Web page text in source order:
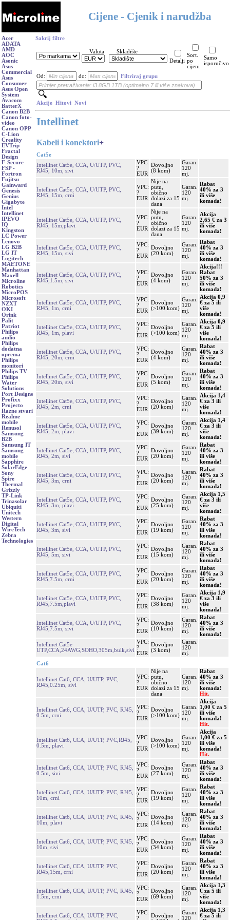
Cijene - Cjenik i narudžba
Acer
ADATA
AMD
AOC
Asonic
Asus
Commercial
Asus
Consumer
Asus Open
System
Avacom
BatterX
Canon B2B
Canon foto-
video
Canon OPP
C-Lion
Creality
EVTrip
Fractal
Design
F-Secure
FSP -
Fortron
Fujitsu
Gainward
Genesis
Genius
Gigabyte
Intel
Intellinet
IPEVO
IQ
Kingston
LC Power
Lenovo
LG B2B
LG IT
Logitech
MAETONE
Manhattan
Maxell
Microline
Robotics
MicroPOS
Microsoft
NZXT
OKI
Orink
Palit
Patriot
Philips
audio
Philips
dodatna
oprema
Philips
monitori
Philips TV
Philips
Water
Solutions
Port Designs
Profixx
Projecto
Razne stvari
Realme
mobile
Renusol
Samsung
B2B
Samsung IT
Samsung
mobile
Sapphire
SolarEdge
Sony
Spire
Thermal
Grizzly
TP-Link
Trinasolar
Ubiquiti
Unitech
Western
Digital
WireTech
Zebra
Technologies
Sakrij filtre
Valuta
Skladište
Detalji
Sort.
po
cijeni
Samo
isporučivo
Od: do: Filtriraj grupu
Akcije Hitovi Novi
Intellinet
Kabeli i konektori+
Cat5e
Intellinet Cat5e, CCA, U/UTP, PVC,
RJ45, 10m, sivi
VPC:
?
EUR
Dovoljno
(8 kom)
Garan.
120
mj.
Intellinet Cat5e, CCA, U/UTP, PVC,
RJ45, 15m, crni
VPC:
?
EUR
Nije na
putu,
obično
dolazi za 15
dana
Garan.
120
mj.
Rabat
40% za 3
ili više
komada!
Intellinet Cat5e, CCA, U/UTP, PVC,
RJ45, 15m,plavi
VPC:
?
EUR
Nije na
putu,
obično
dolazi za 15
dana
Garan.
120
mj.
Akcija
2,65 € za 3
ili više
komada!
Intellinet Cat5e, CCA, U/UTP, PVC,
RJ45, 15m, sivi
VPC:
?
EUR
Dovoljno
(20 kom)
Garan.
120
mj.
Rabat
40% za 3
ili više
komada!
Intellinet Cat5e, CCA, U/UTP, PVC,
RJ45,1.5m, sivi
VPC:
?
EUR
Dovoljno
(4 kom)
Garan.
120
mj.
Akcija!!!
Rabat
50% za 3
ili više
komada!
Intellinet Cat5e, CCA, U/UTP, PVC,
RJ45, 1m, crni
VPC:
?
EUR
Dovoljno
(>100 kom)
Garan.
120
mj.
Akcija 0,9
€ za 5 ili
više
komada!
Intellinet Cat5e, CCA, U/UTP, PVC,
RJ45, 1m, plavi
VPC:
?
EUR
Dovoljno
(>100 kom)
Garan.
120
mj.
Akcija 0,9
€ za 5 ili
više
komada!
Intellinet Cat5e, CCA, U/UTP, PVC,
RJ45, 20m, crni
VPC:
?
EUR
Dovoljno
(4 kom)
Garan.
120
mj.
Rabat
40% za 3
ili više
komada!
Intellinet Cat5e, CCA, U/UTP, PVC,
RJ45, 20m, sivi
VPC:
?
EUR
Dovoljno
(5 kom)
Garan.
120
mj.
Rabat
40% za 3
ili više
komada!
Intellinet Cat5e, CCA, U/UTP, PVC,
RJ45, 2m, crni
VPC:
?
EUR
Dovoljno
(20 kom)
Garan.
120
mj.
Akcija 1,4
€ za 3 ili
više
komada!
Intellinet Cat5e, CCA, U/UTP, PVC,
RJ45, 2m, plavi
VPC:
?
EUR
Dovoljno
(39 kom)
Garan.
120
mj.
Akcija 1,4
€ za 3 ili
više
komada!
Intellinet Cat5e, CCA, U/UTP, PVC,
RJ45, 2m, sivi
VPC:
?
EUR
Dovoljno
(20 kom)
Garan.
120
mj.
Rabat
40% za 3
ili više
komada!
Intellinet Cat5e, CCA, U/UTP, PVC,
RJ45, 3m, crni
VPC:
?
EUR
Dovoljno
(20 kom)
Garan.
120
mj.
Rabat
40% za 3
ili više
komada!
Intellinet Cat5e, CCA, U/UTP, PVC,
RJ45, 3m, plavi
VPC:
?
EUR
Dovoljno
(25 kom)
Garan.
120
mj.
Akcija 1,5
€ za 3 ili
više
komada!
Intellinet Cat5e, CCA, U/UTP, PVC,
RJ45, 3m, sivi
VPC:
?
EUR
Dovoljno
(19 kom)
Garan.
120
mj.
Rabat
40% za 3
ili više
komada!
Intellinet Cat5e, CCA, U/UTP, PVC,
RJ45, 5m, sivi
VPC:
?
EUR
Dovoljno
(15 kom)
Garan.
120
mj.
Rabat
40% za 3
ili više
komada!
Intellinet Cat5e, CCA, U/UTP, PVC,
RJ45,7.5m, crni
VPC:
?
EUR
Dovoljno
(20 kom)
Garan.
120
mj.
Rabat
40% za 3
ili više
komada!
Intellinet Cat5e, CCA, U/UTP, PVC,
RJ45,7.5m,plavi
VPC:
?
EUR
Dovoljno
(38 kom)
Garan.
120
mj.
Akcija 1,9
€ za 3 ili
više
komada!
Intellinet Cat5e, CCA, U/UTP, PVC,
RJ45,7.5m, sivi
VPC:
?
EUR
Dovoljno
(10 kom)
Garan.
120
mj.
Rabat
40% za 3
ili više
komada!
Intellinet Cat5e
UTP,CCA,24AWG,SOHO,305m,bulk,sivi
VPC:
?
EUR
Dovoljno
(3 kom)
Garan.
120
mj.
Cat6
Intellinet Cat6, CCA, U/UTP, PVC,
RJ45,0.25m, sivi
VPC:
?
EUR
Nije na
putu,
obično
dolazi za 15
dana
Garan.
120
mj.
Rabat
40% za 3
ili više
komada!
Hit.
Intellinet Cat6, CCA, U/UTP, PVC, RJ45,
0.5m, crni
VPC:
?
EUR
Dovoljno
(>100 kom)
Garan.
120
mj.
Akcija
1,00 € za 5
ili više
komada!
Hit.
Intellinet Cat6, CCA, U/UTP, PVC,RJ45,
0.5m, plavi
VPC:
?
EUR
Dovoljno
(>100 kom)
Garan.
120
mj.
Akcija
1,00 € za 5
ili više
komada!
Hit.
Intellinet Cat6, CCA, U/UTP, PVC, RJ45,
0.5m, sivi
VPC:
?
EUR
Dovoljno
(27 kom)
Garan.
120
mj.
Rabat
40% za 3
ili više
komada!
Intellinet Cat6, CCA, U/UTP, PVC, RJ45,
10m, crni
VPC:
?
EUR
Dovoljno
(19 kom)
Garan.
120
mj.
Rabat
40% za 3
ili više
komada!
Intellinet Cat6, CCA, U/UTP, PVC, RJ45,
10m, plavi
VPC:
?
EUR
Dovoljno
(14 kom)
Garan.
120
mj.
Rabat
40% za 3
ili više
komada!
Intellinet Cat6, CCA, U/UTP, PVC, RJ45,
10m, sivi
VPC:
?
EUR
Dovoljno
(34 kom)
Garan.
120
mj.
Rabat
40% za 3
ili više
komada!
Intellinet Cat6, CCA, U/UTP, PVC,
RJ45,15m, crni
VPC:
?
EUR
Dovoljno
(20 kom)
Garan.
120
mj.
Rabat
40% za 3
ili više
komada!
Intellinet Cat6, CCA, U/UTP, PVC, RJ45,
1.5m, crni
VPC:
?
EUR
Dovoljno
(69 kom)
Garan.
120
mj.
Akcija 1,3
€ za 5 ili
više
komada!
Intellinet Cat6, CCA, U/UTP, PVC,
VPC:
?
Dovoljno
Garan.
120
Akcija 1,3
€ za 5 ili